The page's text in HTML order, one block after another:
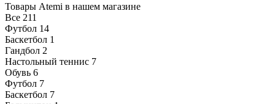
Товары Atemi в нашем магазине
Все 211
Футбол 14
Баскетбол 1
Гандбол 2
Настольный теннис 7
Обувь 6
Футбол 7
Баскетбол 7